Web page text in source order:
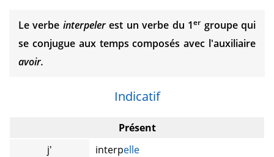
Le verbe interpelerest un verbe du 1er groupe qui
se conjugue aux temps composés avec l'auxiliaire
avoir.
Indicatif
Présent
j'
interpelle